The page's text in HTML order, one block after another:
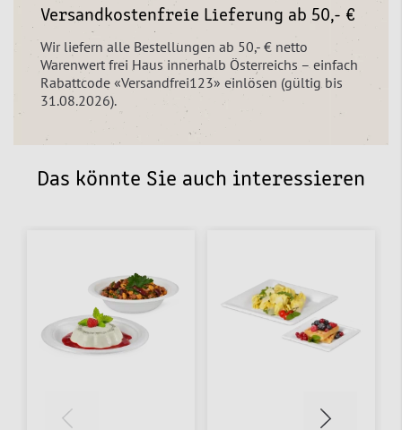
Versandkostenfreie Lieferung ab 50,- €
Wir liefern alle Bestellungen ab 50,- € netto
Warenwert frei Haus innerhalb Österreichs – einfach
Rabattcode «Versandfrei123» einlösen (gültig bis
31.08.2026).
Das könnte Sie auch interessieren